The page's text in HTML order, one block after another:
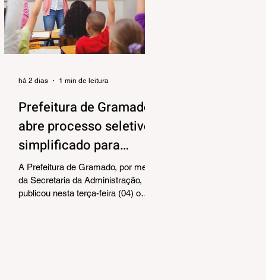
alinhar responsabilidades e
organizar as próximas etapas de
preparação do evento. Também
foram debatidos aspectos
Prefeitura de Gramado
abre processo seletivo
simplificado para
contratação temporária
de professores
A Prefeitura de Gramado, por meio
da Secretaria da Administração,
publicou nesta terça-feira (04) o
há 2 dias 1 min de leitura